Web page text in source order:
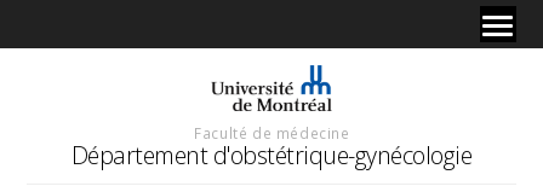
Faculté de médecine
Département d'obstétrique-gynécologie